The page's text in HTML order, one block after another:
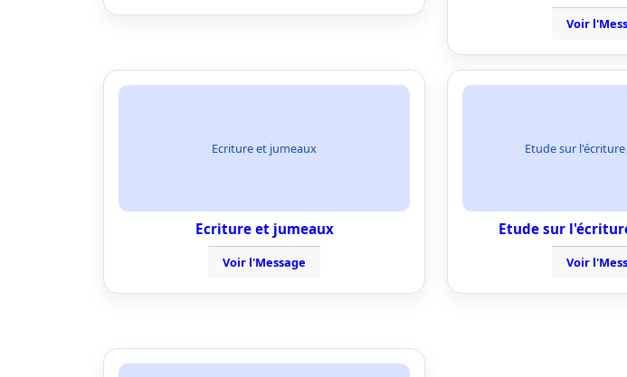
Voir
Ecriture et jumeaux
Ecriture et jumeaux
Voir l'Message
Etude sur
Etude sur
Voir